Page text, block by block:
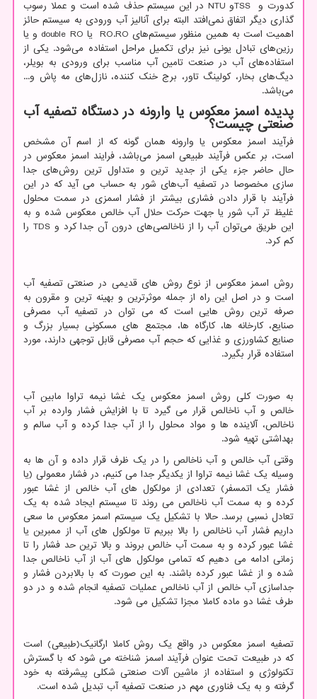
کدورت و TSSوNTU در این سیستم حذف شده است و عملا رسوب
گذاری دیگر اتفاق نمی‌افتد البته برای آنالیز آب ورودی به سیستم حائز
اهمیت است به همین منظور سیستم‌های RO.ROیا double RO و یا
رزین‌های تبادل یونی نیز برای تکمیل مراحل استفاده می‌شود. یکی از
استفاده‌های آب در صنعت تامین آب مناسب برای ورودی به بویلر،
دیگ‌های بخار، کولینگ تاور، برج خنک کننده، نازل‌های مه پاش و...
می‌باشد.
پدیده اسمز معکوس یا وارونه در دستگاه تصفیه آب
صنعتی چیست؟
فرآیند اسمز معكوس یا وارونه همان گونه كه از اسم آن مشخص
است، بر عکس فرآیند طبیعی اسمز می‌باشد، فرایند اسمز معکوس در
حال حاضر جزء یكی از جدید ترین و متداول ترین روش‌های جدا
سازی مخصوصا در تصفیه آب‌های شور به حساب می آید که در این
فرآیند با قرار دادن فشاری بیشتر از فشار اسمزی در سمت محلول
غلیظ تر آب شور یا جهت حركت حلال آب خالص معکوس شده و به
این طریق می‌توان آب را از ناخالصی‌های درون آن جدا كرد و TDS را
کم کرد.
روش اسمز معکوس از نوع روش های قدیمی در صنعتی تصفیه آب
است و در اصل این راه از جمله موثرترین و بهینه ترین و مقرون به
صرفه ترین روش هایی است که می توان در تصفیه آب مصرفی
صنایع، کارخانه ها، کارگاه ها، مجتمع های مسکونی بسیار بزرگ و
صنایع کشاورزی و غذایی که حجم آب مصرفی قابل توجهی دارند، مورد
استفاده قرار بگیرد.
به صورت کلی روش اسمز معکوس یک غشا نیمه تراوا مابین آب
خالص و آب ناخالص قرار می گیرد تا با افزایش فشار وارده بر آب
ناخالص، آلاینده ها و مواد محلول را از آب جدا کرده و آب سالم و
بهداشتی تهیه شود.
وقتی آب خالص و آب ناخالص را در یک ظرف قرار داده و آن ها به
وسیله یک غشا نیمه تراوا از یکدیگر جدا می کنیم، در فشار معمولی (یا
فشار یک اتمسفر) تعدادی از مولکول های آب خالص از غشا عبور
کرده و به سمت آب ناخالص می روند تا سیستم ایجاد شده به یک
تعادل نسبی برسد. حالا با تشکیل یک سیستم اسمز معکوس ما سعی
داریم فشار آب ناخالص را بالا ببریم تا مولکول های آب از ممبرین یا
غشا عبور کرده و به سمت آب خالص بروند و بالا ترین حد فشار را تا
زمانی ادامه می دهیم که تمامی مولکول های آب از آب ناخالص جدا
شده و از غشا عبور کرده باشند. به این صورت که با بالابردن فشار و
جداسازی آب خالص از آب ناخالص عملیات تصفیه انجام شده و در دو
طرف غشا دو ماده کاملا مجزا تشکیل می شود.
تصفیه اسمز معکوس در واقع یک روش کاملا ارگانیک(طبیعی) است
که در طبیعت تحت عنوان فرآیند اسمز شناخته می شود که با گسترش
تکنولوژی و استفاده از ماشین آلات صنعتی شکلی پیشرفته به خود
گرفته و به یک فناوری مهم در صنعت تصفیه آب تبدیل شده است.